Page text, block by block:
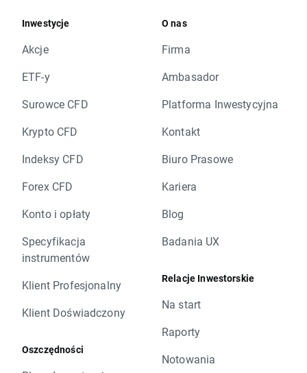
Inwestycje
Akcje
ETF-y
Surowce CFD
Krypto CFD
Indeksy CFD
Forex CFD
Konto i opłaty
Specyfikacja
instrumentów
Klient Profesjonalny
Klient Doświadczony
Oszczędności
O nas
Firma
Ambasador
Platforma Inwestycyjna
Kontakt
Biuro Prasowe
Kariera
Blog
Badania UX
Relacje Inwestorskie
Na start
Raporty
Notowania